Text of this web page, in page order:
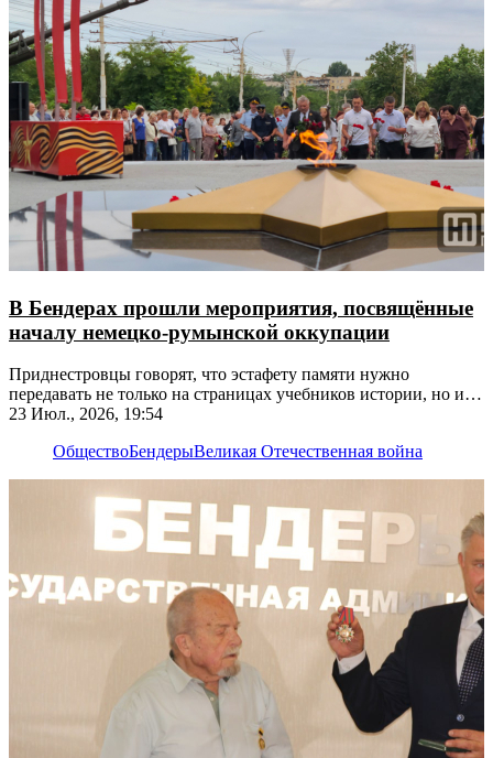
В Бендерах прошли мероприятия, посвящённые
началу немецко-румынской оккупации
Приднестровцы говорят, что эстафету памяти нужно
передавать не только на страницах учебников истории, но и
из уст в уста
23 Июл., 2026, 19:54
ОбществоБендерыВеликая Отечественная война